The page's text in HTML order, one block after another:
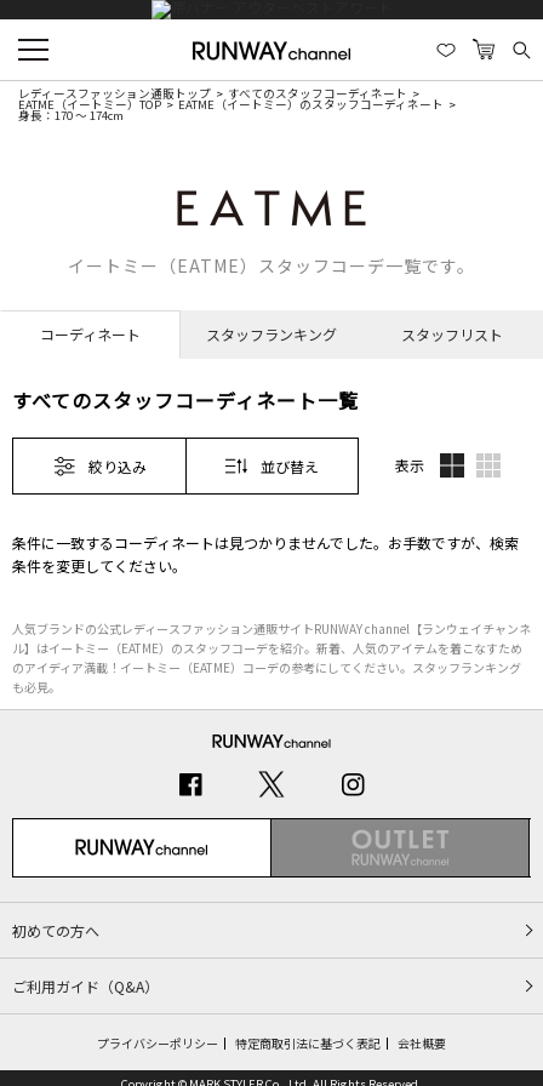
レディースファッション通販トップ すべてのスタッフコーディネート
EATME（イートミー）TOP EATME（イートミー）のスタッフコーディネート
身長：170 ～ 174cm
イートミー（EATME）スタッフコーデ一覧です。
コーディネート スタッフランキング スタッフリスト
すべてのスタッフコーディネート一覧
絞り込み 並び替え 表示
条件に一致するコーディネートは見つかりませんでした。お手数ですが、検索
条件を変更してください。
人気ブランドの公式レディースファッション通販サイトRUNWAY channel【ランウェイチャンネ
ル】はイートミー（EATME）のスタッフコーデを紹介。新着、人気のアイテムを着こなすため
のアイディア満載！イートミー（EATME）コーデの参考にしてください。スタッフランキング
も必見。
初めての方へ
ご利用ガイド（Q&A）
プライバシーポリシー 特定商取引法に基づく表記 会社概要